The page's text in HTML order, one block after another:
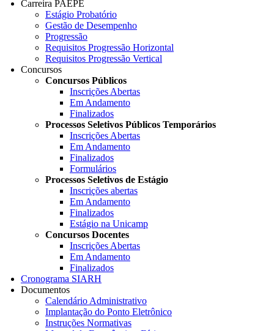
Carreira PAEPE
Estágio Probatório
Gestão de Desempenho
Progressão
Requisitos Progressão Horizontal
Requisitos Progressão Vertical
Concursos
Concursos Públicos
Inscrições Abertas
Em Andamento
Finalizados
Processos Seletivos Públicos Temporários
Inscrições Abertas
Em Andamento
Finalizados
Formulários
Processos Seletivos de Estágio
Inscrições abertas
Em Andamento
Finalizados
Estágio na Unicamp
Concursos Docentes
Inscrições Abertas
Em Andamento
Finalizados
Cronograma SIARH
Documentos
Calendário Administrativo
Implantação do Ponto Eletrônico
Instruções Normativas